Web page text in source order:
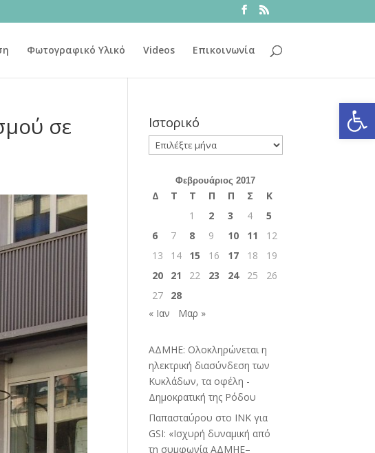
Φωτογραφικό Υλικό Videos Επικοινωνία
σε Ιστορικό
Ιστορικό
Φεβρουάριος 2017
Δ Τ Τ Π Π Σ
Κ
1
2 3 4
5
6
7 8 9 10 11
12
13
14 15 16 17 18
19
20
21 22 23 24 25
26
27
28
« Ιαν
Μαρ »
ΑΔΜΗΕ: Ολοκληρώνεται η
ηλεκτρική διασύνδεση των
Κυκλάδων, τα οφέλη -
Δημοκρατική της Ρόδου
Παπασταύρου στο INK για
GSI: «Ισχυρή δυναμική από
τη συμφωνία ΑΔΜΗΕ–